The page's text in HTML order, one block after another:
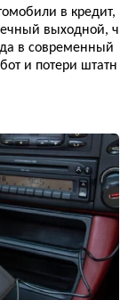
в кредит,
выходной, ч
в современный
и потери штатн